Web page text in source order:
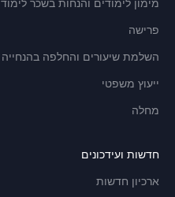
מימון לימודים והנחות בשכר לימוד
פרישה
השלמת שיעורים והחלפה בהנחייה
ייעוץ משפטי
מחלה
חדשות ועידכונים
ארכיון חדשות